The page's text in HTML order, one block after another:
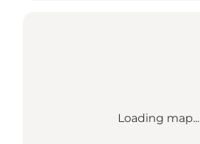
Loading map...